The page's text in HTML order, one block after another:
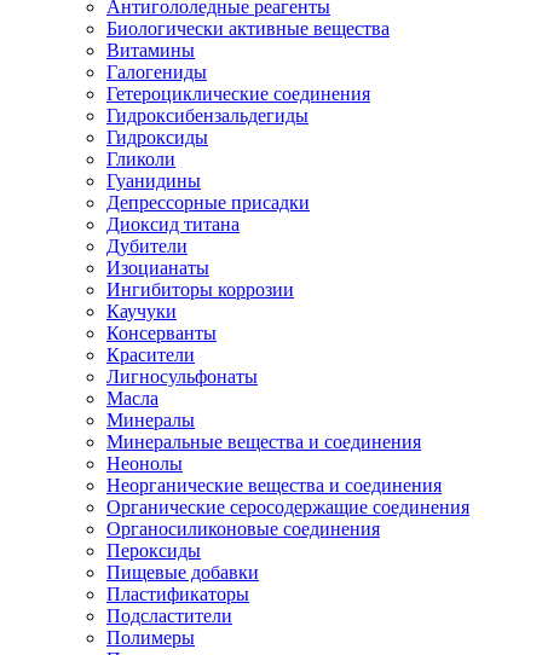
Антигололедные реагенты
Биологически активные вещества
Витамины
Галогениды
Гетероциклические соединения
Гидроксибензальдегиды
Гидроксиды
Гликоли
Гуанидины
Депрессорные присадки
Диоксид титана
Дубители
Изоцианаты
Ингибиторы коррозии
Каучуки
Консерванты
Красители
Лигносульфонаты
Масла
Минералы
Минеральные вещества и соединения
Неонолы
Неорганические вещества и соединения
Органические серосодержащие соединения
Органосиликоновые соединения
Пероксиды
Пищевые добавки
Пластификаторы
Подсластители
Полимеры